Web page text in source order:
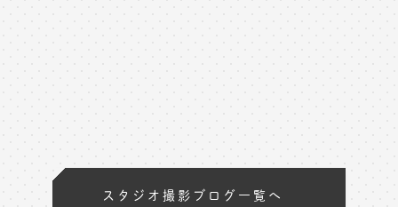
スタジオ撮影ブログ一覧へ